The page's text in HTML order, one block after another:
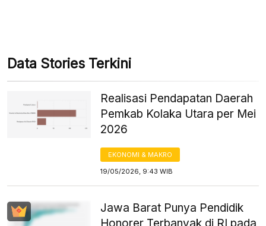
Data Stories Terkini
Realisasi Pendapatan Daerah
Pemkab Kolaka Utara per Mei
2026
EKONOMI & MAKRO
19/05/2026, 9:43 WIB
Jawa Barat Punya Pendidik
Honorer Terbanyak di RI pada